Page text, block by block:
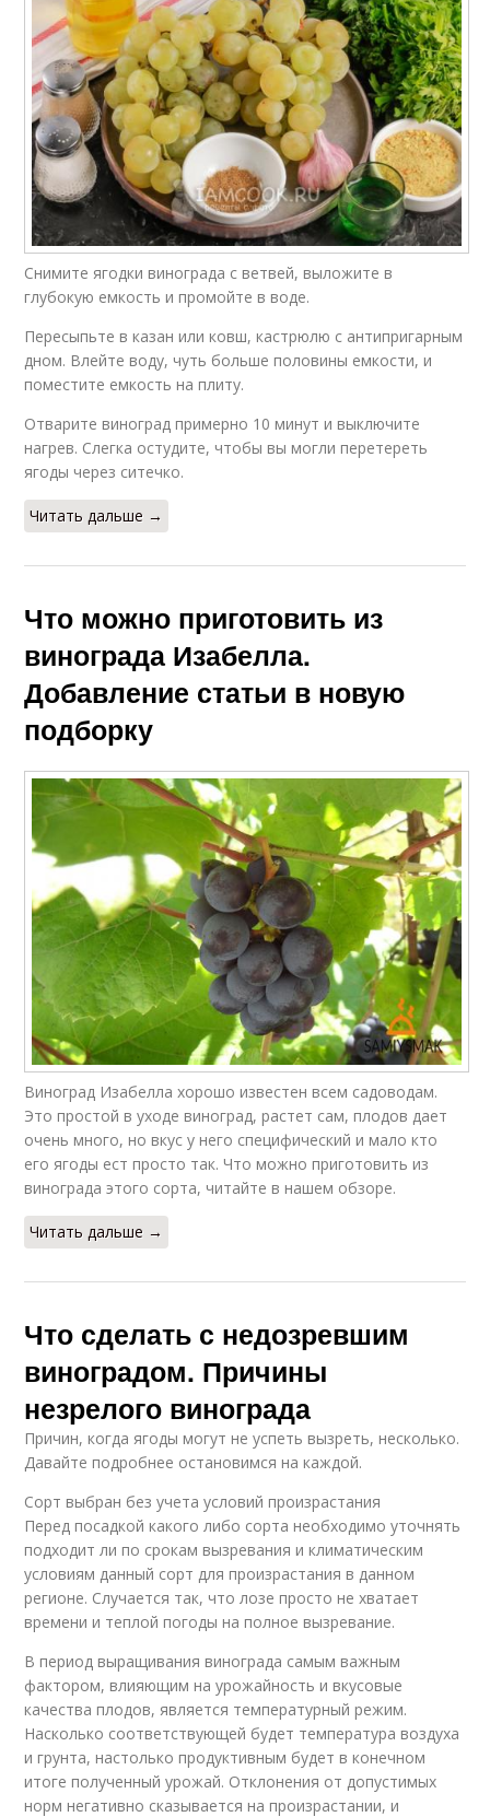
Снимите ягодки винограда с ветвей, выложите в
глубокую емкость и промойте в воде.
Пересыпьте в казан или ковш, кастрюлю с антипригарным
дном. Влейте воду, чуть больше половины емкости, и
поместите емкость на плиту.
Отварите виноград примерно 10 минут и выключите
нагрев. Слегка остудите, чтобы вы могли перетереть
ягоды через ситечко.
Читать дальше →
Что можно приготовить из
винограда Изабелла.
Добавление статьи в новую
подборку
Виноград Изабелла хорошо известен всем садоводам.
Это простой в уходе виноград, растет сам, плодов дает
очень много, но вкус у него специфический и мало кто
его ягоды ест просто так. Что можно приготовить из
винограда этого сорта, читайте в нашем обзоре.
Читать дальше →
Что сделать с недозревшим
виноградом. Причины
незрелого винограда
Причин, когда ягоды могут не успеть вызреть, несколько.
Давайте подробнее остановимся на каждой.
Сорт выбран без учета условий произрастания
Перед посадкой какого либо сорта необходимо уточнять
подходит ли по срокам вызревания и климатическим
условиям данный сорт для произрастания в данном
регионе. Случается так, что лозе просто не хватает
времени и теплой погоды на полное вызревание.
В период выращивания винограда самым важным
фактором, влияющим на урожайность и вкусовые
качества плодов, является температурный режим.
Насколько соответствующей будет температура воздуха
и грунта, настолько продуктивным будет в конечном
итоге полученный урожай. Отклонения от допустимых
норм негативно сказывается на произрастании, и